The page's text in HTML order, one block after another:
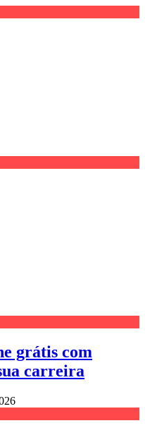
grátis com
carreira